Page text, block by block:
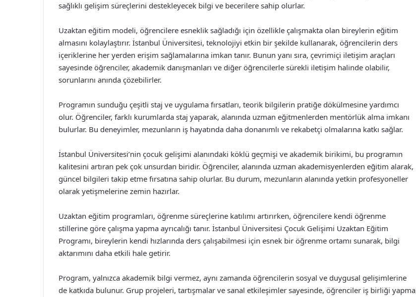
sağlıklı gelişim süreçlerini destekleyecek bilgi ve becerilere sahip olurlar.
Uzaktan eğitim modeli, öğrencilere esneklik sağladığı için özellikle çalışmakta olan bireylerin eğitim
almasını kolaylaştırır. İstanbul Üniversitesi, teknolojiyi etkin bir şekilde kullanarak, öğrencilerin ders
içeriklerine her yerden erişim sağlamalarına imkan tanır. Bunun yanı sıra, çevrimiçi iletişim araçları
sayesinde öğrenciler, akademik danışmanları ve diğer öğrencilerle sürekli iletişim halinde olabilir,
sorunlarını anında çözebilirler.
Programın sunduğu çeşitli staj ve uygulama fırsatları, teorik bilgilerin pratiğe dökülmesine yardımcı
olur. Öğrenciler, farklı kurumlarda staj yaparak, alanında uzman eğitmenlerden mentörlük alma imkanı
bulurlar. Bu deneyimler, mezunların iş hayatında daha donanımlı ve rekabetçi olmalarına katkı sağlar.
İstanbul Üniversitesi’nin çocuk gelişimi alanındaki köklü geçmişi ve akademik birikimi, bu programın
kalitesini artıran pek çok unsurdan biridir. Öğrenciler, alanında uzman akademisyenlerden eğitim alarak,
güncel bilgileri takip etme fırsatına sahip olurlar. Bu durum, mezunların alanında yetkin profesyoneller
olarak yetişmelerine zemin hazırlar.
Uzaktan eğitim programları, öğrenme süreçlerine katılımı artırırken, öğrencilere kendi öğrenme
stillerine göre çalışma yapma ayrıcalığı tanır. İstanbul Üniversitesi Çocuk Gelişimi Uzaktan Eğitim
Programı, bireylerin kendi hızlarında ders çalışabilmesi için esnek bir öğrenme ortamı sunarak, bilgi
aktarımını daha etkili hale getirir.
Program, yalnızca akademik bilgi vermez, aynı zamanda öğrencilerin sosyal ve duygusal gelişimlerine
de katkıda bulunur. Grup projeleri, tartışmalar ve sanal etkileşimler sayesinde, öğrenciler iş birliği yapma